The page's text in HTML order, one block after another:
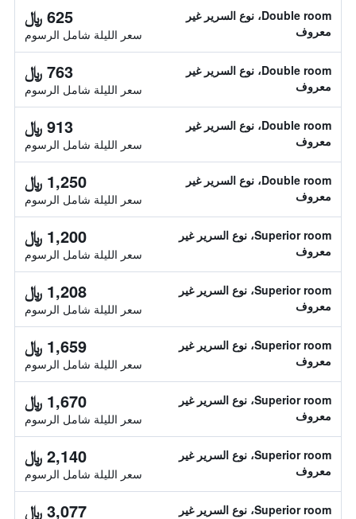
Double room، نوع السرير غير
معروف
625 ﷼
سعر الليلة شامل الرسوم
Double room، نوع السرير غير
معروف
763 ﷼
سعر الليلة شامل الرسوم
Double room، نوع السرير غير
معروف
913 ﷼
سعر الليلة شامل الرسوم
Double room، نوع السرير غير
معروف
1,250 ﷼
سعر الليلة شامل الرسوم
Superior room، نوع السرير غير
معروف
1,200 ﷼
سعر الليلة شامل الرسوم
Superior room، نوع السرير غير
معروف
1,208 ﷼
سعر الليلة شامل الرسوم
Superior room، نوع السرير غير
معروف
1,659 ﷼
سعر الليلة شامل الرسوم
Superior room، نوع السرير غير
معروف
1,670 ﷼
سعر الليلة شامل الرسوم
Superior room، نوع السرير غير
معروف
2,140 ﷼
سعر الليلة شامل الرسوم
Superior room، نوع السرير غير
3,077 ﷼